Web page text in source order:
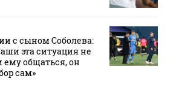
с сыном Соболева:
эта ситуация не
ему общаться, он
сам»